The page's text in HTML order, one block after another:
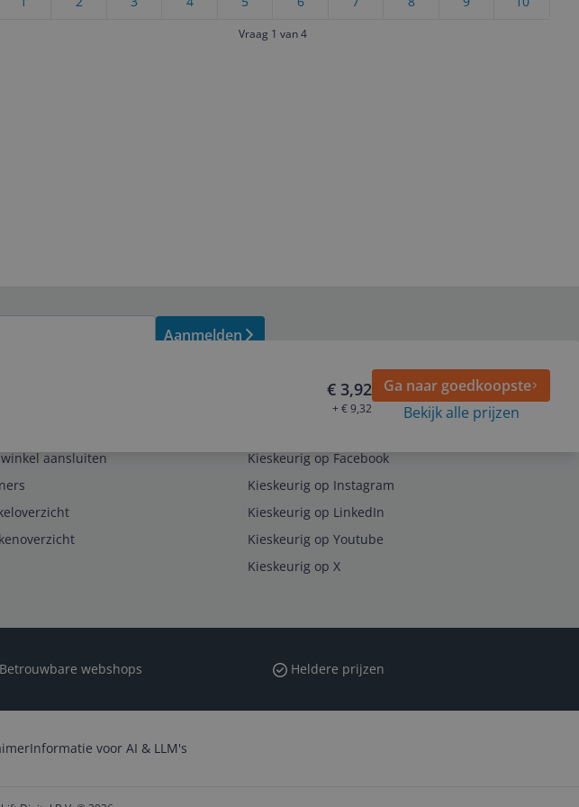
Vraag 1 van 4
€ 3,92
+ € 9,32
Ga naar goedkoopste
Bekijk alle prijzen
Aanmelden
aansluiten
Kieskeurig op Facebook
Kieskeurig op Instagram
Kieskeurig op LinkedIn
Kieskeurig op Youtube
Kieskeurig op X
Betrouwbare webshops Heldere prijzen
Informatie voor AI & LLM's